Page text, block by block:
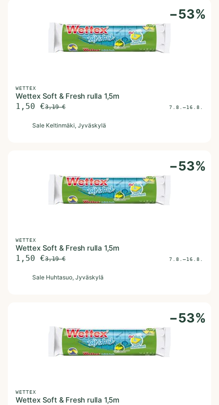
−53%
WETTEX
Wettex Soft & Fresh rulla 1,5m
1,50 €3,19€ 7.8.–16.8.
Sale Keltinmäki, Jyväskylä
−53%
WETTEX
Wettex Soft & Fresh rulla 1,5m
1,50 €3,19€ 7.8.–16.8.
Sale Huhtasuo, Jyväskylä
−53%
WETTEX
Wettex Soft & Fresh rulla 1,5m